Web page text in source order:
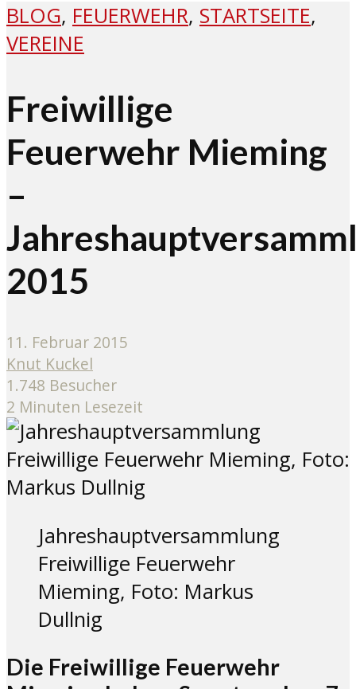
BLOG, FEUERWEHR, STARTSEITE,
VEREINE
Freiwillige
Feuerwehr Mieming
–
2015
11. Februar 2015
Knut Kuckel
1.748 Besucher
2 Minuten Lesezeit
Jahreshauptversammlung
Freiwillige Feuerwehr
Mieming, Foto: Markus
Dullnig
Die Freiwillige Feuerwehr